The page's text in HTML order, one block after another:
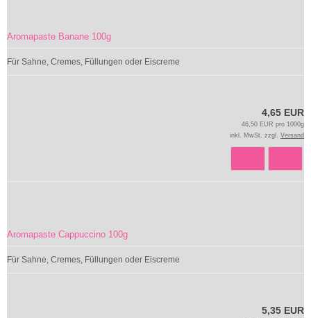
Aromapaste Banane 100g
Für Sahne, Cremes, Füllungen oder Eiscreme
4,65 EUR
46,50 EUR pro 1000g
inkl. MwSt. zzgl. Versand
Aromapaste Cappuccino 100g
Für Sahne, Cremes, Füllungen oder Eiscreme
5,35 EUR